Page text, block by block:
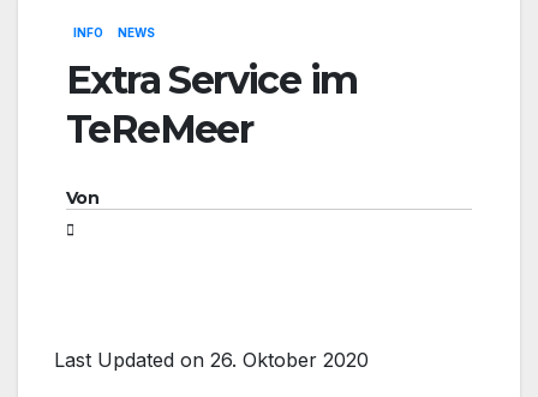
INFO NEWS
Extra Service im
TeReMeer
Von
Last Updated on 26. Oktober 2020